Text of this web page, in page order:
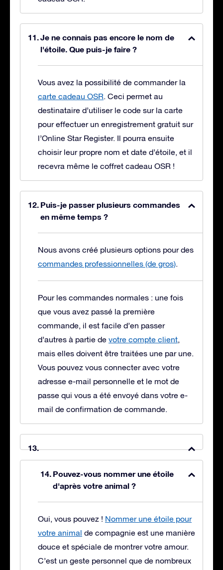
Je ne connais pas encore le nom de
l'étoile. Que puis-je faire ?
Vous avez la possibilité de commander la
carte cadeau OSR. Ceci permet au
destinataire d’utiliser le code sur la carte
pour effectuer un enregistrement gratuit sur
l’Online Star Register. Il pourra ensuite
choisir leur propre nom et date d’étoile, et il
recevra même le coffret cadeau OSR !
Puis-je passer plusieurs commandes
en même temps ?
Nous avons créé plusieurs options pour des
commandes professionnelles (de gros).
Pour les commandes normales : une fois
que vous avez passé la première
commande, il est facile d’en passer
d’autres à partie de votre compte client,
mais elles doivent être traitées une par une.
Vous pouvez vous connecter avec votre
adresse e-mail personnelle et le mot de
passe qui vous a été envoyé dans votre e-
mail de confirmation de commande.
Pouvez-vous nommer une étoile
d'après votre animal ?
Oui, vous pouvez ! Nommer une étoile pour
votre animal de compagnie est une manière
douce et spéciale de montrer votre amour.
C’est un geste personnel que de nombreux